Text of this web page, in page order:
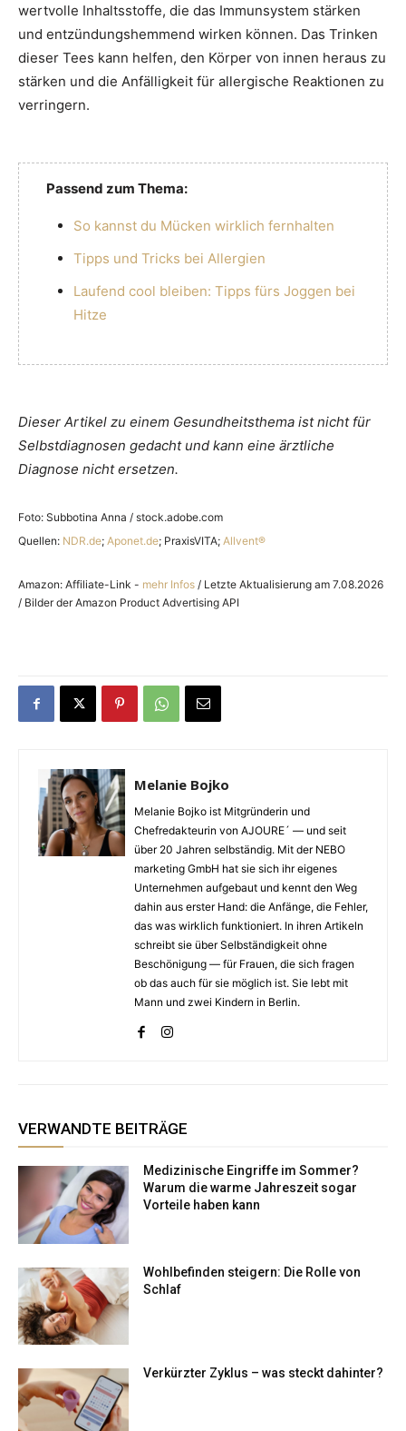
wertvolle Inhaltsstoffe, die das Immunsystem stärken
und entzündungshemmend wirken können. Das Trinken
dieser Tees kann helfen, den Körper von innen heraus zu
stärken und die Anfälligkeit für allergische Reaktionen zu
verringern.
Passend zum Thema:
So kannst du Mücken wirklich fernhalten
Tipps und Tricks bei Allergien
Laufend cool bleiben: Tipps fürs Joggen bei
Hitze
Dieser Artikel zu einem Gesundheitsthema ist nicht für
Selbstdiagnosen gedacht und kann eine ärztliche
Diagnose nicht ersetzen.
Foto: Subbotina Anna / stock.adobe.com
Quellen: NDR.de; Aponet.de; PraxisVITA; Allvent®
Amazon: Affiliate-Link - mehr Infos / Letzte Aktualisierung am 7.08.2026
/ Bilder der Amazon Product Advertising API
Melanie Bojko
Melanie Bojko ist Mitgründerin und
Chefredakteurin von AJOURE´ — und seit
über 20 Jahren selbständig. Mit der NEBO
marketing GmbH hat sie sich ihr eigenes
Unternehmen aufgebaut und kennt den Weg
dahin aus erster Hand: die Anfänge, die Fehler,
das was wirklich funktioniert. In ihren Artikeln
schreibt sie über Selbständigkeit ohne
Beschönigung — für Frauen, die sich fragen
ob das auch für sie möglich ist. Sie lebt mit
Mann und zwei Kindern in Berlin.
VERWANDTE BEITRÄGE
Medizinische Eingriffe im Sommer?
Warum die warme Jahreszeit sogar
Vorteile haben kann
Wohlbefinden steigern: Die Rolle von
Schlaf
Verkürzter Zyklus – was steckt dahinter?